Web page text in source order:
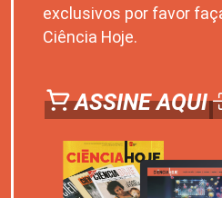
exclusivos por favor
Ciência Hoje.
ASSINE AQUI